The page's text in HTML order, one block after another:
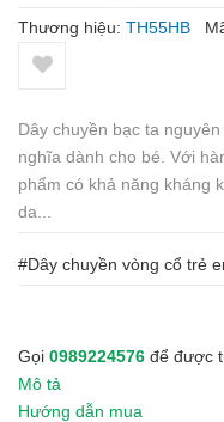
Thương hiệu: TH55HB
Dây chuyền bạc ta
nghĩa dành cho bé. Với
phẩm có khả năng kháng
da...
#Dây chuyền vòng cổ trẻ
Gọi 0989224576 để được
Mô tả
Hướng dẫn mua